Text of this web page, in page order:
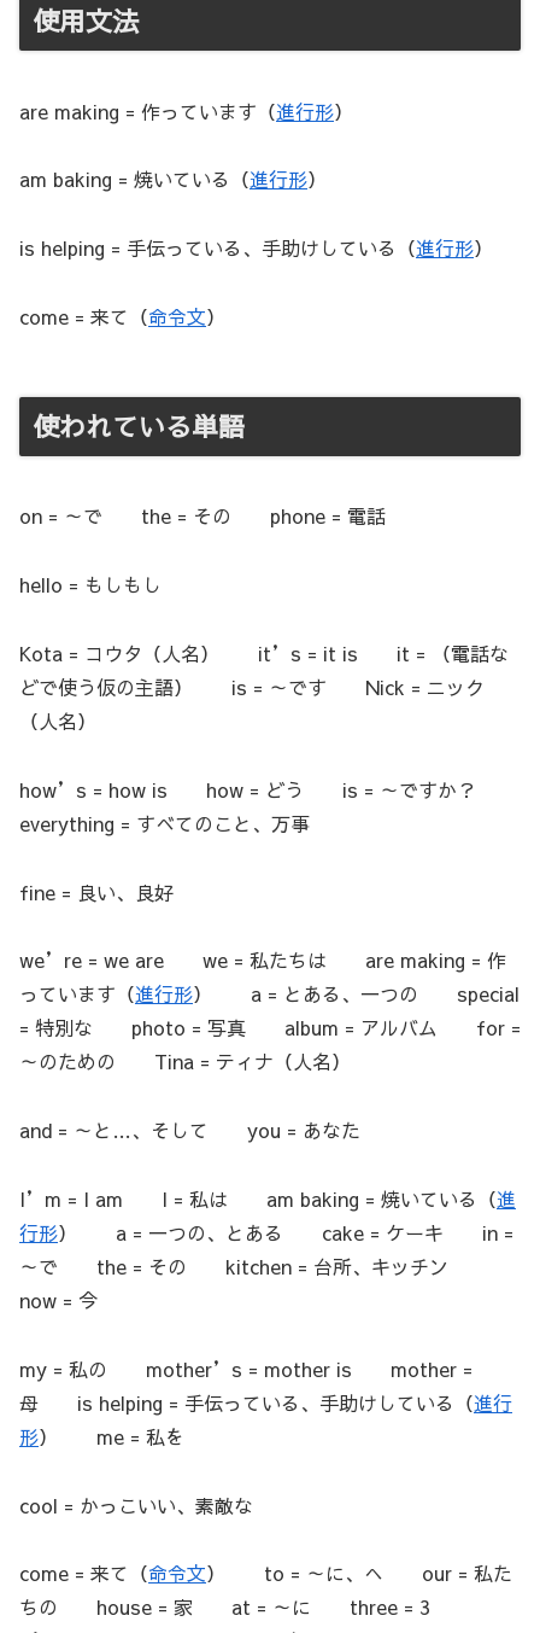
使用文法
are making = 作っています（進行形）
am baking = 焼いている（進行形）
is helping = 手伝っている、手助けしている（進行形）
come = 来て（命令文）
使われている単語
on = ～で the = その phone = 電話
hello = もしもし
Kota = コウタ（人名） it’s = it is it = （電話な
どで使う仮の主語） is = ～です Nick = ニック
（人名）
how’s = how is how = どう is = ～ですか？
everything = すべてのこと、万事
fine = 良い、良好
we’re = we are we = 私たちは are making = 作
っています（進行形） a = とある、一つの special
= 特別な photo = 写真 album = アルバム for =
～のための Tina = ティナ（人名）
and = ～と…、そして you = あなた
I’m = I am I = 私は am baking = 焼いている（進
行形） a = 一つの、とある cake = ケーキ in =
～で the = その kitchen = 台所、キッチン
now = 今
my = 私の mother’s = mother is mother =
母 is helping = 手伝っている、手助けしている（進行
形） me = 私を
cool = かっこいい、素敵な
come = 来て（命令文） to = ～に、へ our = 私た
ちの house = 家 at = ～に three = 3